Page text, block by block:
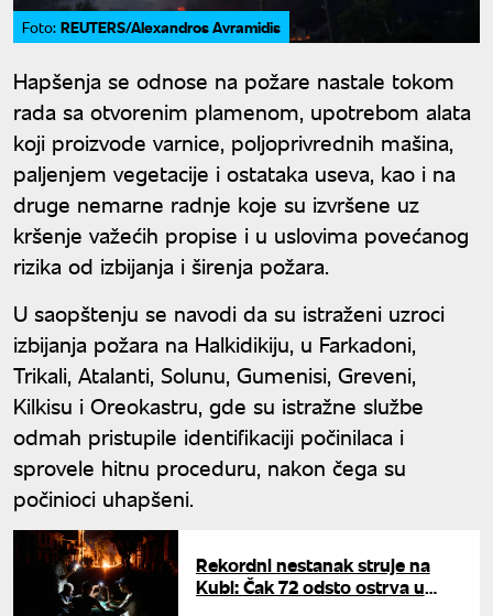
Foto: REUTERS/Alexandros Avramidis
Hapšenja se odnose na požare nastale tokom
rada sa otvorenim plamenom, upotrebom alata
koji proizvode varnice, poljoprivrednih mašina,
paljenjem vegetacije i ostataka useva, kao i na
druge nemarne radnje koje su izvršene uz
kršenje važećih propise i u uslovima povećanog
rizika od izbijanja i širenja požara.
U saopštenju se navodi da su istraženi uzroci
izbijanja požara na Halkidikiju, u Farkadoni,
Trikali, Atalanti, Solunu, Gumenisi, Greveni,
Kilkisu i Oreokastru, gde su istražne službe
odmah pristupile identifikaciji počinilaca i
sprovele hitnu proceduru, nakon čega su
počinioci uhapšeni.
Rekordni nestanak struje na
Kubi: Čak 72 odsto ostrva u